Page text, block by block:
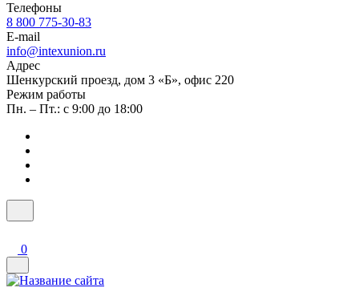
Телефоны
8 800 775-30-83
E-mail
info@intexunion.ru
Адрес
Шенкурский проезд, дом 3 «Б», офис 220
Режим работы
Пн. – Пт.: с 9:00 до 18:00
0